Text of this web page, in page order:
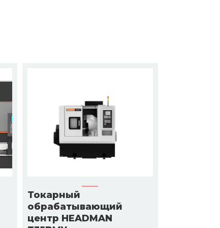
Токарный
обрабатывающий
центр HEADMAN